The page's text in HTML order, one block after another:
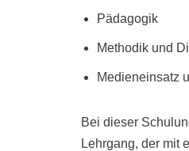
Pädagogik
Methodik und
Medieneinsatz
Bei dieser
Lehrgang, der mit